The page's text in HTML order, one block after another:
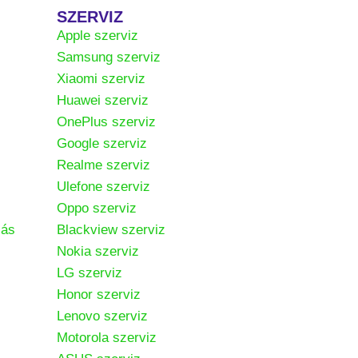
SZERVIZ
Apple szerviz
Samsung szerviz
Xiaomi szerviz
Huawei szerviz
OnePlus szerviz
Google szerviz
Realme szerviz
Ulefone szerviz
Oppo szerviz
Blackview szerviz
Nokia szerviz
LG szerviz
Honor szerviz
Lenovo szerviz
Motorola szerviz